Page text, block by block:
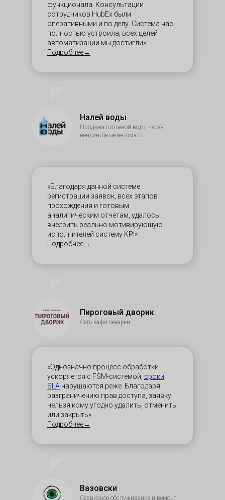
Налей воды
Продажа питьевой воды через
вендинговые автоматы
функционала. Консультации
сотрудников HubEx были
оперативными и по делу. Система нас
полностью устроила, всех целей
автоматизации мы достигли»
Подробнее→
Вазовски
Сервисное обслуживание и ремонт
«Однозначно процесс обработки
ускоряется с FSM-системой, сроки
SLA нарушаются реже. Благодаря
разграничению прав доступа, заявку
нельзя кому угодно удалить, отменить
или закрыть»
Подробнее→
«Благодаря данной системе
регистрации заявок, всех этапов
прохождения и готовым
аналитическим отчетам, удалось
внедрить реально мотивирующую
исполнителей систему KPI»
Подробнее→
Пироговый дворик
Сеть кафе-пекарен